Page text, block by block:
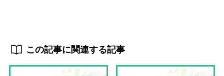
この記事に関連する記事